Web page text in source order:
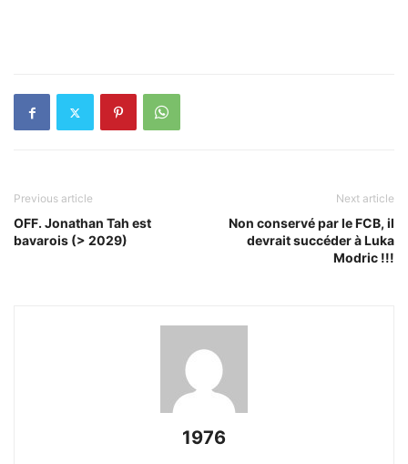
Previous article
OFF. Jonathan Tah est
bavarois (> 2029)
Next article
Non conservé par le FCB, il
devrait succéder à Luka
Modric !!!
1976